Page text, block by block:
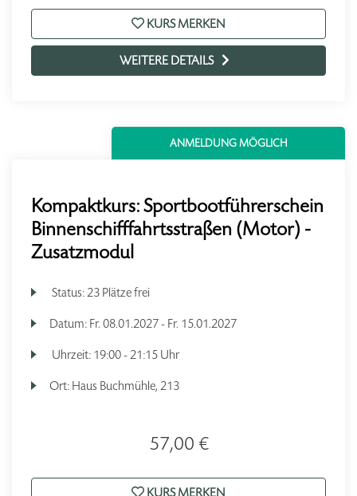
KURS MERKEN
WEITERE DETAILS
ANMELDUNG MÖGLICH
Kompaktkurs: Sportbootführerschein
Binnenschifffahrtsstraßen (Motor) -
Zusatzmodul
Status:23 Plätze frei
Datum: Fr. 08.01.2027 - Fr. 15.01.2027
Uhrzeit: 19:00 - 21:15 Uhr
Ort: Haus Buchmühle, 213
57,00 €
KURS MERKEN